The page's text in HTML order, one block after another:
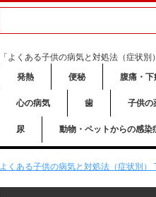
「よくある子供の病気と対処法（症状
発熱
便秘 腹痛・
心の病気 歯 子供の
尿 動物・ペットからの感染
よくある子供の病気と対処法（症状別）